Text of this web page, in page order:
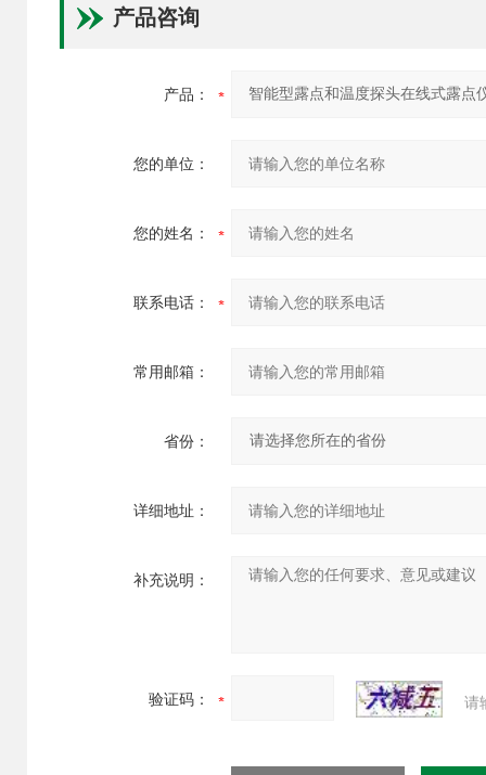
产品咨询
产品：
您的单位：
您的姓名：
联系电话：
常用邮箱：
省份：
详细地址：
补充说明：
验证码： 请